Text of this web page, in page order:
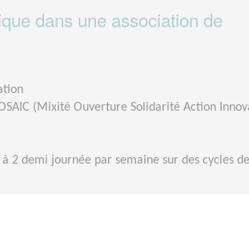
dans une association de
(Mixité Ouverture Solidarité Action
à 2 demi journée par semaine sur des cycles